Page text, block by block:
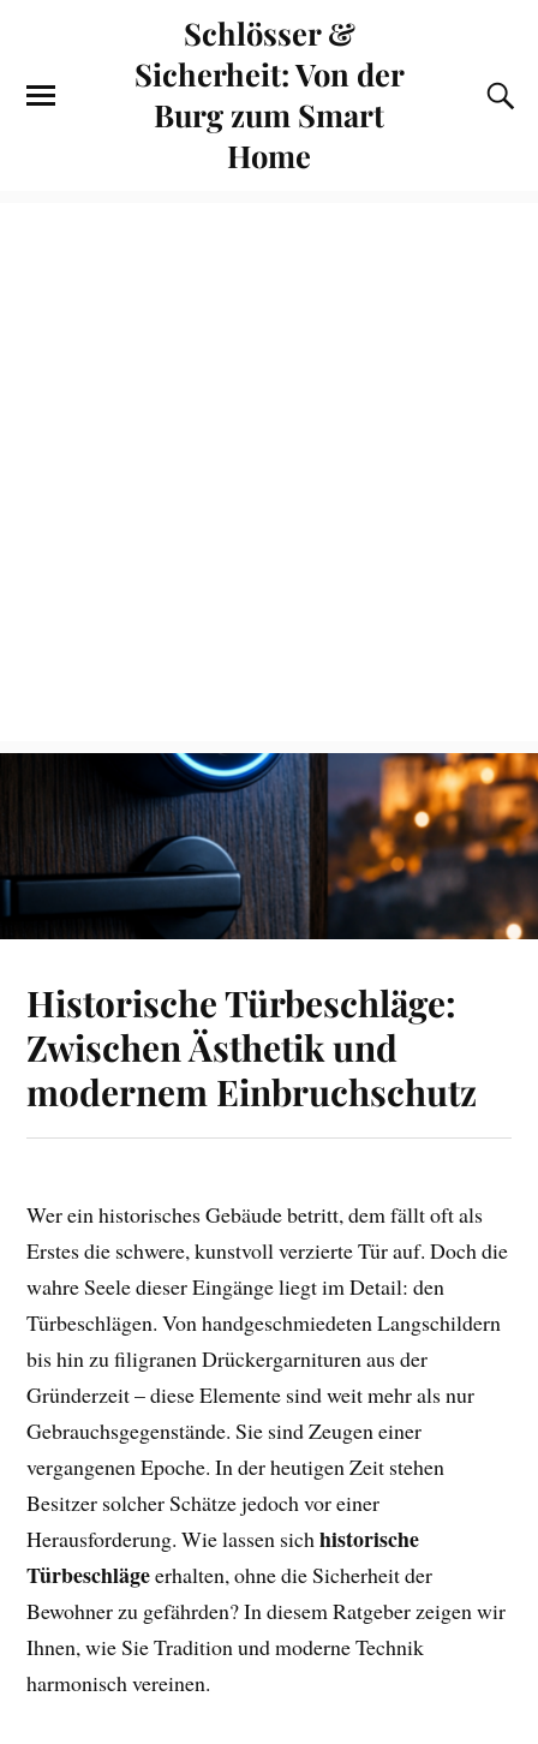
Schlösser &
Sicherheit: Von der
Burg zum Smart
Home
Historische Türbeschläge:
Zwischen Ästhetik und
modernem Einbruchschutz
Wer ein historisches Gebäude betritt, dem fällt oft als
Erstes die schwere, kunstvoll verzierte Tür auf. Doch die
wahre Seele dieser Eingänge liegt im Detail: den
Türbeschlägen. Von handgeschmiedeten Langschildern
bis hin zu filigranen Drückergarnituren aus der
Gründerzeit – diese Elemente sind weit mehr als nur
Gebrauchsgegenstände. Sie sind Zeugen einer
vergangenen Epoche. In der heutigen Zeit stehen
Besitzer solcher Schätze jedoch vor einer
Herausforderung. Wie lassen sichhistorische
Türbeschlägeerhalten, ohne die Sicherheit der
Bewohner zu gefährden? In diesem Ratgeber zeigen wir
Ihnen, wie Sie Tradition und moderne Technik
harmonisch vereinen.